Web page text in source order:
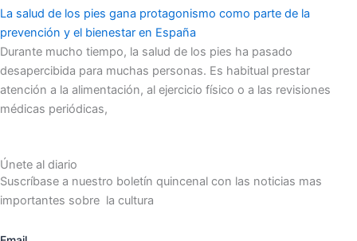
La salud de los pies gana protagonismo como parte de la
prevención y el bienestar en España
Durante mucho tiempo, la salud de los pies ha pasado
desapercibida para muchas personas. Es habitual prestar
atención a la alimentación, al ejercicio físico o a las revisiones
médicas periódicas,
Únete al diario
Suscríbase a nuestro boletín quincenal con las noticias mas
importantes sobre la cultura